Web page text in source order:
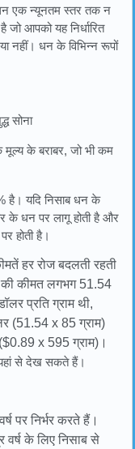
एक न्यूनतम स्तर तक न
आपको यह निर्धारित
नहीं। धन के विभिन्न रूपों
सोना
के बराबर, जो भी कम
है। यदि निसाब धन के
के धन पर लागू होती है और
होती है।
हर रोज बदलती रहती
कीमत लगभग 51.54
प्रति ग्राम थी,
(51.54 x 85 ग्राम)
x 595 ग्राम)।
से देख सकते हैं।
पर निर्भर करते हैं।
के लिए निसाब से